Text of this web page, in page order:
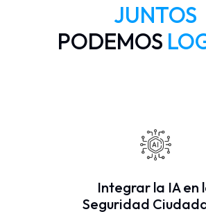
JUNTOS
PODEMOS
Integrar la IA en
Seguridad